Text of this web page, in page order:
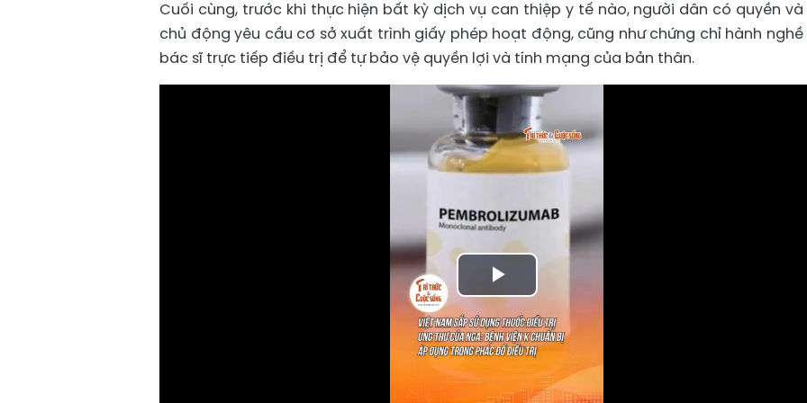
Cuối cùng, trước khi thực hiện bất kỳ dịch vụ can thiệp y tế nào, người dân có quyền và
chủ động yêu cầu cơ sở xuất trình giấy phép hoạt động, cũng như chứng chỉ hành nghề
bác sĩ trực tiếp điều trị để tự bảo vệ quyền lợi và tính mạng của bản thân.
Play
Video